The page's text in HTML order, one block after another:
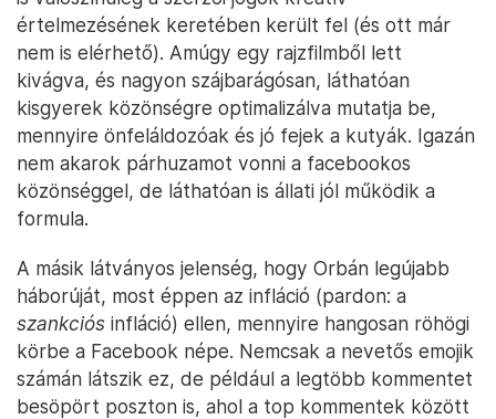
értelmezésének keretében került fel (és ott már
nem is elérhető). Amúgy egy rajzfilmből lett
kivágva, és nagyon szájbarágósan, láthatóan
kisgyerek közönségre optimalizálva mutatja be,
mennyire önfeláldozóak és jó fejek a kutyák. Igazán
nem akarok párhuzamot vonni a facebookos
közönséggel, de láthatóan is állati jól működik a
formula.
A másik látványos jelenség, hogy Orbán legújabb
háborúját, most éppen az infláció (pardon: a
szankciós infláció) ellen, mennyire hangosan röhögi
körbe a Facebook népe. Nemcsak a nevetős emojik
számán látszik ez, de például a legtöbb kommentet
besöpört poszton is, ahol a top kommentek között